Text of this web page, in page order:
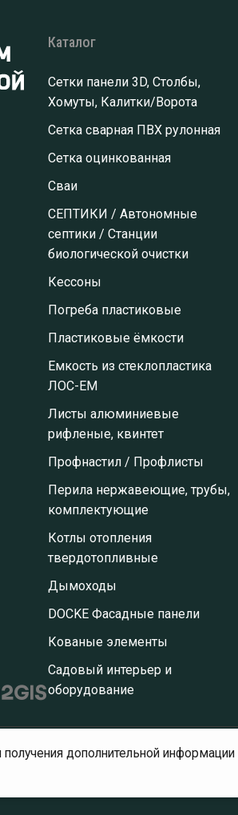
Каталог
Сетки панели 3D, Столбы,
Хомуты, Калитки/Ворота
Сетка сварная ПВХ рулонная
Сетка оцинкованная
Сваи
СЕПТИКИ / Автономные
септики / Станции
биологической очистки
Кессоны
Погреба пластиковые
Пластиковые ёмкости
Емкость из стеклопластика
ЛОС-ЕМ
Листы алюминиевые
рифленые, квинтет
Профнастил / Профлисты
Перила нержавеющие, трубы,
комплектующие
Котлы отопления
твердотопливные
Дымоходы
DOCKE Фасадные панели
Кованые элементы
⁠Садовый интерьер и
оборудование
Политика конфиденциальности
дополнительной